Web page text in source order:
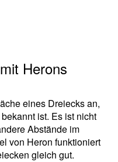
Herons
eines Dreiecks an,
ist. Es ist nicht
Abstände im
von Heron funktioniert
gleich gut.